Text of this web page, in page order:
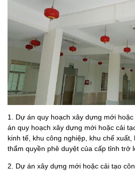
1. Dự án quy hoạch xây dựng mới
án quy hoạch xây dựng mới hoặc cải
kinh tế, khu công nghiệp, khu chế
thẩm quyền phê duyệt của cấp tỉnh trở
2. Dự án xây dựng mới hoặc cải tạo